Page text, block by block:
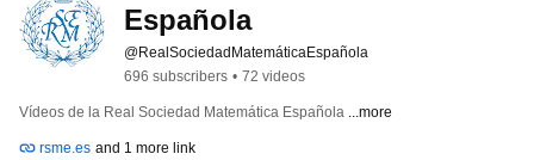
Española
@RealSociedadMatemáticaEspañola
696 subscribers • 72 videos
Vídeos de la Real Sociedad Matemática Española ...more
rsme.es and 1 more link